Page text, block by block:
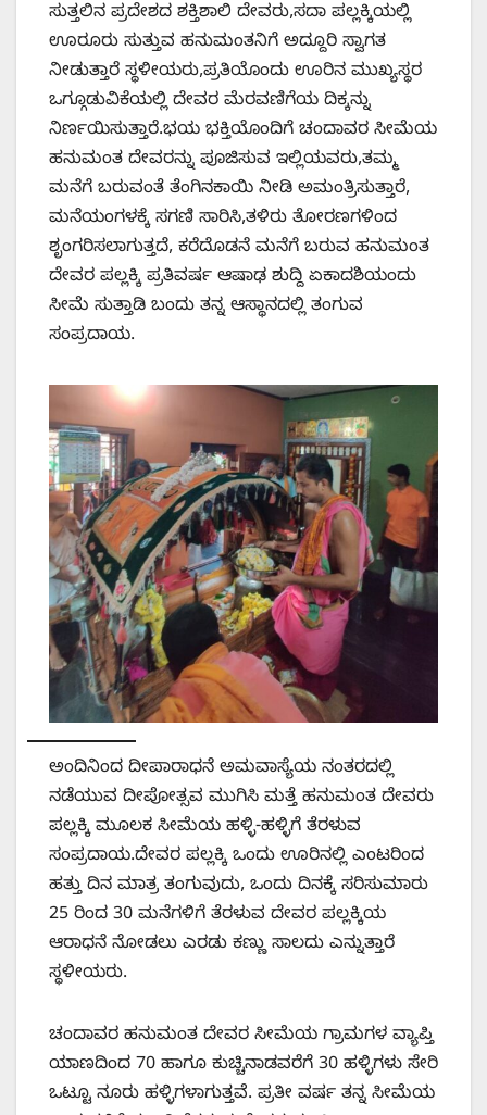
ಸುತ್ತಲಿನ ಪ್ರದೇಶದ ಶಕ್ತಿಶಾಲಿ ದೇವರು,ಸದಾ ಪಲ್ಲಕ್ಕಿಯಲ್ಲಿ
ಊರೂರು ಸುತ್ತುವ ಹನುಮಂತನಿಗೆ ಅದ್ದೂರಿ ಸ್ವಾಗತ
ನೀಡುತ್ತಾರೆ ಸ್ಥಳೀಯರು,ಪ್ರತಿಯೊಂದು ಊರಿನ ಮುಖ್ಯಸ್ಥರ
ಒಗ್ಗೂಡುವಿಕೆಯಲ್ಲಿ ದೇವರ ಮೆರವಣಿಗೆಯ ದಿಕ್ಕನ್ನು
ನಿರ್ಣಯಿಸುತ್ತಾರೆ.ಭಯ ಭಕ್ತಿಯೊಂದಿಗೆ ಚಂದಾವರ ಸೀಮೆಯ
ಹನುಮಂತ ದೇವರನ್ನು ಪೂಜಿಸುವ ಇಲ್ಲಿಯವರು,ತಮ್ಮ
ಮನೆಗೆ ಬರುವಂತೆ ತೆಂಗಿನಕಾಯಿ ನೀಡಿ ಅಮಂತ್ರಿಸುತ್ತಾರೆ,
ಮನೆಯಂಗಳಕ್ಕೆ ಸಗಣಿ ಸಾರಿಸಿ,ತಳಿರು ತೋರಣಗಳಿಂದ
ಶೃಂಗರಿಸಲಾಗುತ್ತದೆ, ಕರೆದೊಡನೆ ಮನೆಗೆ ಬರುವ ಹನುಮಂತ
ದೇವರ ಪಲ್ಲಕ್ಕಿ ಪ್ರತಿವರ್ಷ ಆಷಾಢ ಶುದ್ದಿ ಏಕಾದಶಿಯಂದು
ಸೀಮೆ ಸುತ್ತಾಡಿ ಬಂದು ತನ್ನ ಆಸ್ಥಾನದಲ್ಲಿ ತಂಗುವ
ಸಂಪ್ರದಾಯ.
ಅಂದಿನಿಂದ ದೀಪಾರಾಧನೆ ಅಮವಾಸ್ಯೆಯ ನಂತರದಲ್ಲಿ
ನಡೆಯುವ ದೀಪೋತ್ಸವ ಮುಗಿಸಿ ಮತ್ತೆ ಹನುಮಂತ ದೇವರು
ಪಲ್ಲಕ್ಕಿ ಮೂಲಕ ಸೀಮೆಯ ಹಳ್ಳಿ-ಹಳ್ಳಿಗೆ ತೆರಳುವ
ಸಂಪ್ರದಾಯ.ದೇವರ ಪಲ್ಲಕ್ಕಿ ಒಂದು ಊರಿನಲ್ಲಿ ಎಂಟರಿಂದ
ಹತ್ತು ದಿನ ಮಾತ್ರ ತಂಗುವುದು, ಒಂದು ದಿನಕ್ಕೆ ಸರಿಸುಮಾರು
25 ರಿಂದ 30 ಮನೆಗಳಿಗೆ ತೆರಳುವ ದೇವರ ಪಲ್ಲಕ್ಕಿಯ
ಆರಾಧನೆ ನೋಡಲು ಎರಡು ಕಣ್ಣು ಸಾಲದು ಎನ್ನುತ್ತಾರೆ
ಸ್ಥಳೀಯರು.
ಚಂದಾವರ ಹನುಮಂತ ದೇವರ ಸೀಮೆಯ ಗ್ರಾಮಗಳ ವ್ಯಾಪ್ತಿ
ಯಾಣದಿಂದ 70 ಹಾಗೂ ಕುಚ್ಚಿನಾಡವರೆಗೆ 30 ಹಳ್ಳಿಗಳು ಸೇರಿ
ಒಟ್ಟೂ ನೂರು ಹಳ್ಳಿಗಳಾಗುತ್ತವೆ. ಪ್ರತೀ ವರ್ಷ ತನ್ನ ಸೀಮೆಯ